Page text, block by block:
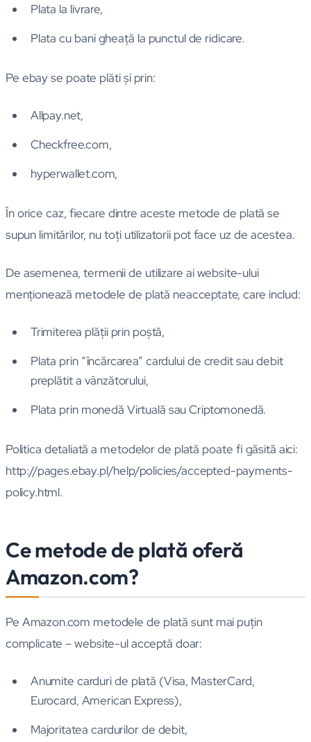
Plata la livrare,
Plata cu bani gheaţă la punctul de ridicare.
Pe ebay se poate plăti şi prin:
Allpay.net,
Checkfree.com,
hyperwallet.com,
În orice caz, fiecare dintre aceste metode de plată se
supun limitărilor, nu toţi utilizatorii pot face uz de acestea.
De asemenea, termenii de utilizare ai website-ului
menţionează metodele de plată neacceptate, care includ:
Trimiterea plăţii prin poştă,
Plata prin “încărcarea” cardului de credit sau debit
preplătit a vânzătorului,
Plata prin monedă Virtuală sau Criptomonedă.
Politica detaliată a metodelor de plată poate fi găsită aici:
http://pages.ebay.pl/help/policies/accepted-payments-
policy.html.
Ce metode de plată oferă
Amazon.com?
Pe Amazon.com metodele de plată sunt mai puţin
complicate – website-ul acceptă doar:
Anumite carduri de plată (Visa, MasterCard,
Eurocard, American Express),
Majoritatea cardurilor de debit,